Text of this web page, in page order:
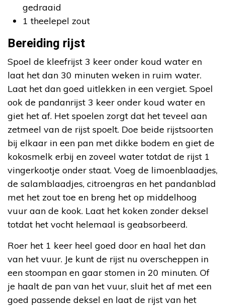
gedraaid
1 theelepel zout
Bereiding rijst
Spoel de kleefrijst 3 keer onder koud water en
laat het dan 30 minuten weken in ruim water.
Laat het dan goed uitlekken in een vergiet. Spoel
ook de pandanrijst 3 keer onder koud water en
giet het af. Het spoelen zorgt dat het teveel aan
zetmeel van de rijst spoelt. Doe beide rijstsoorten
bij elkaar in een pan met dikke bodem en giet de
kokosmelk erbij en zoveel water totdat de rijst 1
vingerkootje onder staat. Voeg de limoenblaadjes,
de salamblaadjes, citroengras en het pandanblad
met het zout toe en breng het op middelhoog
vuur aan de kook. Laat het koken zonder deksel
totdat het vocht helemaal is geabsorbeerd.
Roer het 1 keer heel goed door en haal het dan
van het vuur. Je kunt de rijst nu overscheppen in
een stoompan en gaar stomen in 20 minuten. Of
je haalt de pan van het vuur, sluit het af met een
goed passende deksel en laat de rijst van het